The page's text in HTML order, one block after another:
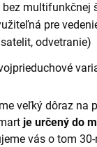
multifunkčnej
pre
odvetranie)
veľký dôraz na
je určený do
vás o tom